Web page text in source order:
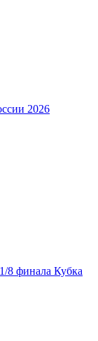
2026
8 финала Кубка